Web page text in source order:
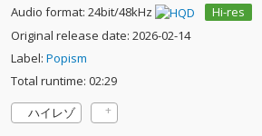
Audio format: 24bit/48kHz
Hi-res
Original release date: 2026-02-14
Label: Popism
Total runtime: 02:29
ハイレゾ